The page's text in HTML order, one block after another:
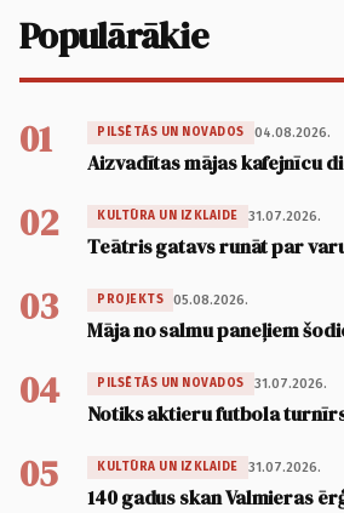
Populārākie
01 PILSĒTĀS UN NOVADOS 04.08.2026.
Aizvadītas mājas kafejnīcu
02 KULTŪRA UN IZKLAIDE 31.07.2026.
Teātris gatavs runāt par
03 PROJEKTS 05.08.2026.
Māja no salmu paneļiem
04 PILSĒTĀS UN NOVADOS 31.07.2026.
Notiks aktieru futbola
05 KULTŪRA UN IZKLAIDE 31.07.2026.
140 gadus skan Valmieras